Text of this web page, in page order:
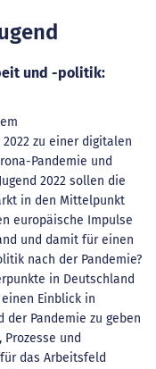
und -politik:
zu einer digitalen
Pandemie und
2022 sollen die
in den Mittelpunkt
europäische Impulse
und damit für einen
nach der Pandemie?
in Deutschland
Einblick in
der Pandemie zu geben
und
das Arbeitsfeld